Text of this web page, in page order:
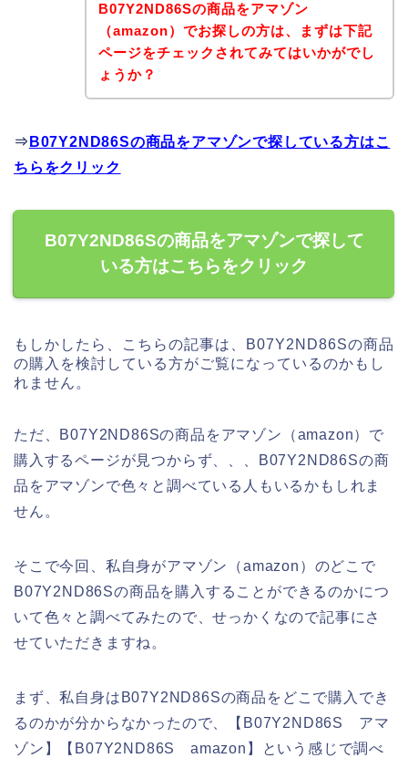
B07Y2ND86Sの商品をアマゾン
（amazon）でお探しの方は、まずは下記
ページをチェックされてみてはいかがでし
ょうか？
⇒ B07Y2ND86Sの商品をアマゾンで探している方はこ
ちらをクリック
B07Y2ND86Sの商品をアマゾンで探して
いる方はこちらをクリック
もしかしたら、こちらの記事は、B07Y2ND86Sの商品
の購入を検討している方がご覧になっているのかもし
れません。
ただ、B07Y2ND86Sの商品をアマゾン（amazon）で
購入するページが見つからず、、、B07Y2ND86Sの商
品をアマゾンで色々と調べている人もいるかもしれま
せん。
そこで今回、私自身がアマゾン（amazon）のどこで
B07Y2ND86Sの商品を購入することができるのかにつ
いて色々と調べてみたので、せっかくなので記事にさ
せていただきますね。
まず、私自身はB07Y2ND86Sの商品をどこで購入でき
るのかが分からなかったので、【B07Y2ND86S アマ
ゾン】【B07Y2ND86S amazon】という感じで調べ